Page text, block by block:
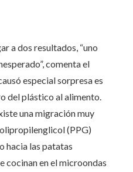
a dos resultados, “uno
comenta el
especial sorpresa es
del plástico al alimento.
una migración muy
(PPG)
hacia las patatas
cocinan en el microondas